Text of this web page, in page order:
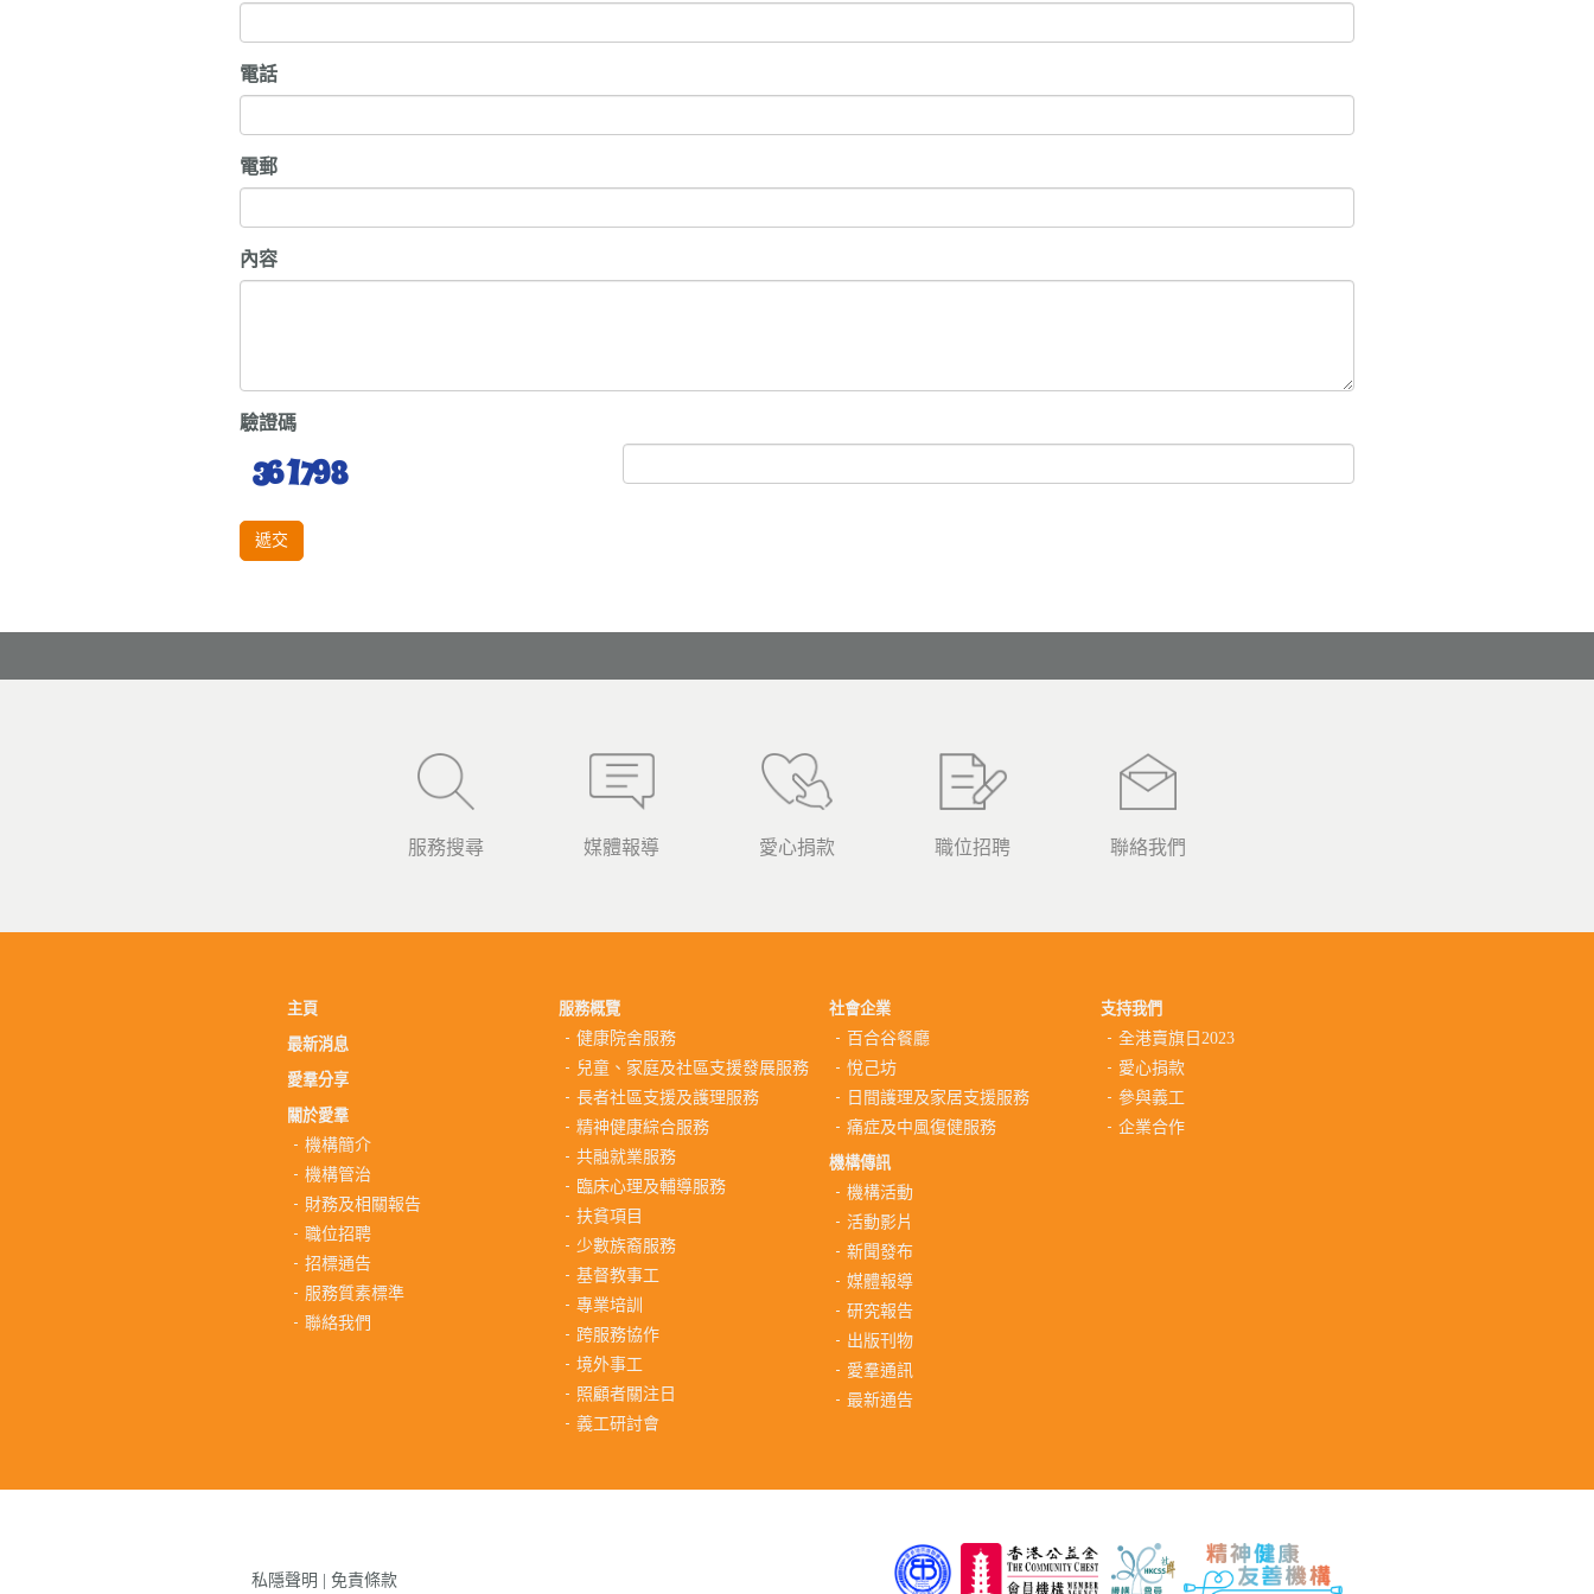
電話
電郵
內容
驗證碼
遞交
服務搜尋 媒體報導 愛心捐款 職位招聘 聯絡我們
主頁
最新消息
愛羣分享
關於愛羣
機構簡介
機構管治
財務及相關報告
職位招聘
招標通告
服務質素標準
聯絡我們
服務概覽
健康院舍服務
兒童、家庭及社區支援發展服務
長者社區支援及護理服務
精神健康綜合服務
共融就業服務
臨床心理及輔導服務
扶貧項目
少數族裔服務
基督教事工
專業培訓
跨服務協作
境外事工
照顧者關注日
義工研討會
社會企業
百合谷餐廳
悅己坊
日間護理及家居支援服務
痛症及中風復健服務
機構傳訊
機構活動
活動影片
新聞發布
媒體報導
研究報告
出版刊物
愛羣通訊
最新通告
支持我們
全港賣旗日2023
愛心捐款
參與義工
企業合作
私隱聲明 | 免責條款